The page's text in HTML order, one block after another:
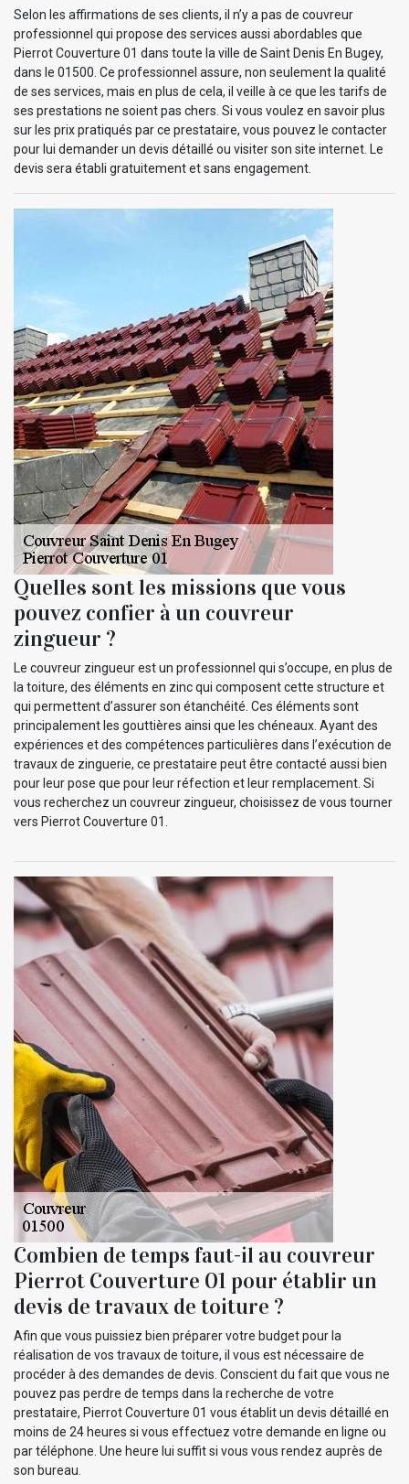
Selon les affirmations de ses clients, il n’y a pas de couvreur
professionnel qui propose des services aussi abordables que
Pierrot Couverture 01 dans toute la ville de Saint Denis En Bugey,
dans le 01500. Ce professionnel assure, non seulement la qualité
de ses services, mais en plus de cela, il veille à ce que les tarifs de
ses prestations ne soient pas chers. Si vous voulez en savoir plus
sur les prix pratiqués par ce prestataire, vous pouvez le contacter
pour lui demander un devis détaillé ou visiter son site internet. Le
devis sera établi gratuitement et sans engagement.
Quelles sont les missions que vous
pouvez confier à un couvreur
zingueur ?
Le couvreur zingueur est un professionnel qui s’occupe, en plus de
la toiture, des éléments en zinc qui composent cette structure et
qui permettent d’assurer son étanchéité. Ces éléments sont
principalement les gouttières ainsi que les chéneaux. Ayant des
expériences et des compétences particulières dans l’exécution de
travaux de zinguerie, ce prestataire peut être contacté aussi bien
pour leur pose que pour leur réfection et leur remplacement. Si
vous recherchez un couvreur zingueur, choisissez de vous tourner
vers Pierrot Couverture 01.
Combien de temps faut-il au couvreur
Pierrot Couverture 01 pour établir un
devis de travaux de toiture ?
Afin que vous puissiez bien préparer votre budget pour la
réalisation de vos travaux de toiture, il vous est nécessaire de
procéder à des demandes de devis. Conscient du fait que vous ne
pouvez pas perdre de temps dans la recherche de votre
prestataire, Pierrot Couverture 01 vous établit un devis détaillé en
moins de 24 heures si vous effectuez votre demande en ligne ou
par téléphone. Une heure lui suffit si vous vous rendez auprès de
son bureau.